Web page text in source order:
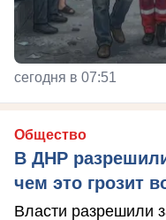
сегодня в 07:51
Общество
В ДНР
чем это грозит
Власти разрешили